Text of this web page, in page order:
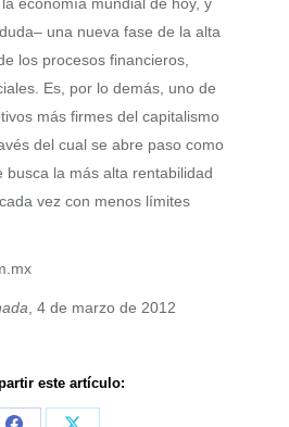
una nueva fase de la alta
los procesos financieros,
Es, por lo demás, uno de
más firmes del capitalismo
del cual se abre paso como
busca la más alta rentabilidad
vez con menos límites
, 4 de marzo de 2012
este artículo: